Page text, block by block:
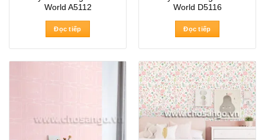
World A5112
Đọc tiếp
World D5116
Đọc tiếp